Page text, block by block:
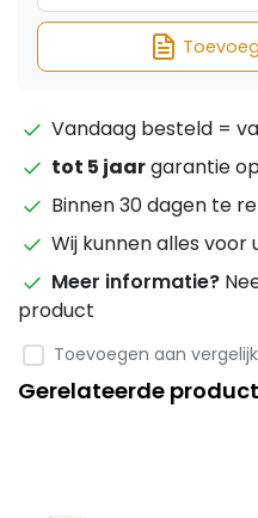
Vandaag besteld =
tot 5 jaargarantie
Binnen 30 dagen te
Wij kunnen alles
Meer informatie?
product
Toevoegen aan
Gerelateerde